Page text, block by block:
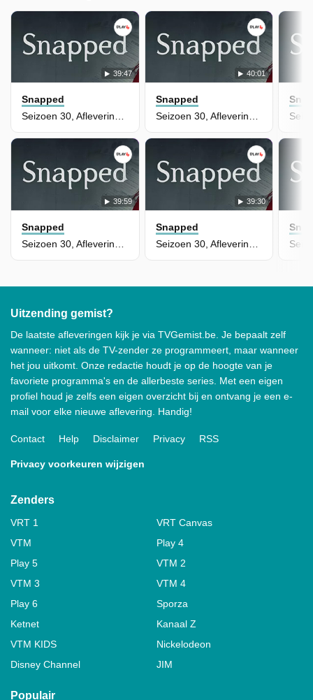
39:47
Snapped
Seizoen 30, Aflevering 9 - Ciera Harp
40:01
Snapped
Seizoen 30, Aflevering 8 - Claudia Hoerig
39:59
Snapped
39:30
Snapped
Uitzending gemist?
De laatste afleveringen kijk je via TVGemist.be. Je bepaalt zelf
wanneer: niet als de TV-zender ze programmeert, maar wanneer
het jou uitkomt. Onze redactie houdt je op de hoogte van je
favoriete programma's en de allerbeste series. Met een eigen
profiel houd je zelfs een eigen overzicht bij en ontvang je een e-
mail voor elke nieuwe aflevering. Handig!
Contact Help Disclaimer Privacy RSS
Privacy voorkeuren wijzigen
Zenders
VRT 1
VRT Canvas
VTM
Play 4
Play 5
VTM 2
VTM 3
VTM 4
Play 6
Sporza
Ketnet
Kanaal Z
VTM KIDS
Nickelodeon
Disney Channel
JIM
Populair